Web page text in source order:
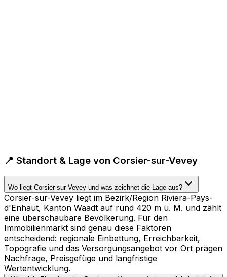
📍 Standort & Lage von Corsier-sur-Vevey
Wo liegt Corsier-sur-Vevey und was zeichnet die Lage aus?
Corsier-sur-Vevey liegt im Bezirk/Region Riviera-Pays-
d'Enhaut, Kanton Waadt auf rund 420 m ü. M. und zählt
eine überschaubare Bevölkerung. Für den
Immobilienmarkt sind genau diese Faktoren
entscheidend: regionale Einbettung, Erreichbarkeit,
Topografie und das Versorgungsangebot vor Ort prägen
Nachfrage, Preisgefüge und langfristige
Wertentwicklung.